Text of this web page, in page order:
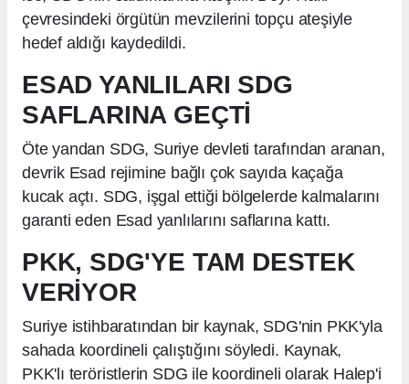
çevresindeki örgütün mevzilerini topçu ateşiyle
hedef aldığı kaydedildi.
ESAD YANLILARI SDG
SAFLARINA GEÇTİ
Öte yandan SDG, Suriye devleti tarafından aranan,
devrik Esad rejimine bağlı çok sayıda kaçağa
kucak açtı. SDG, işgal ettiği bölgelerde kalmalarını
garanti eden Esad yanlılarını saflarına kattı.
PKK, SDG'YE TAM DESTEK
VERİYOR
Suriye istihbaratından bir kaynak, SDG'nin PKK'yla
sahada koordineli çalıştığını söyledi. Kaynak,
PKK'lı teröristlerin SDG ile koordineli olarak Halep'i